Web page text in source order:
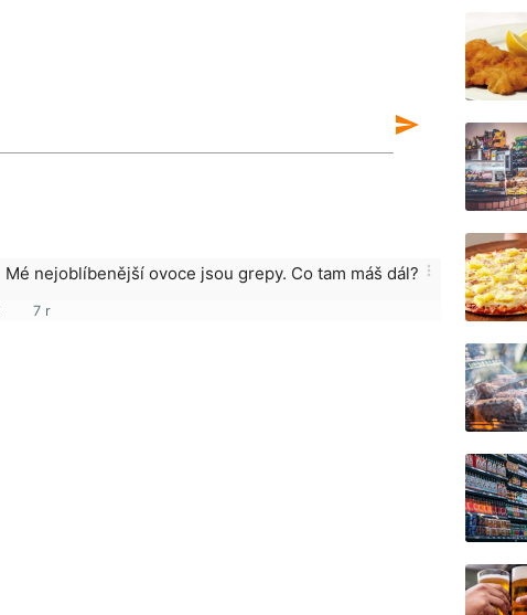
send
more_vert
Mé nejoblíbenější ovoce jsou grepy. Co tam máš dál?
7 r